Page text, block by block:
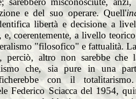
e del suo operare. Quell'
libertà e decisione a
e, coerentemente, a livello
"filosofico" e fattualità.
perciò, altro non sarebbe che
che, sia pure in una
con il
Federico Sciacca del 1954,